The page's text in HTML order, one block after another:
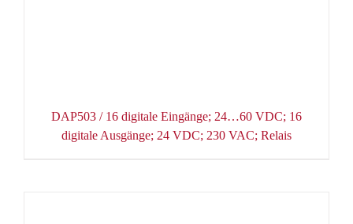
DAP503 / 16 digitale Eingänge; 24…60 VDC; 16
digitale Ausgänge; 24 VDC; 230 VAC; Relais